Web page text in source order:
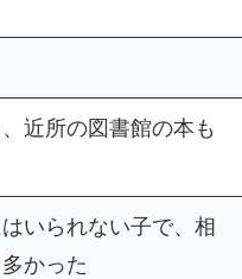
近所の図書館の本も
いられない子で、相
かった